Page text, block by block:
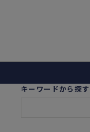
キーワードから探す